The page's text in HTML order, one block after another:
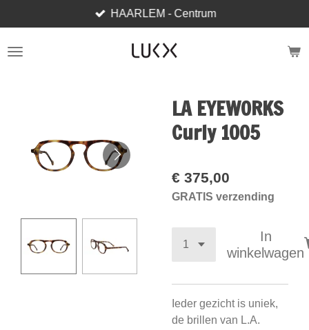
direct
naar
HAARLEM - Centrum
LA EYEWORKS
Curly 1005
€ 375,00
GRATIS verzending
In
winkelwagen
Ieder gezicht is uniek,
de brillen van L.A.